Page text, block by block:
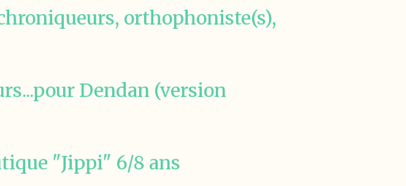
orthophoniste(s),
Dendan (version
"Jippi" 6/8 ans